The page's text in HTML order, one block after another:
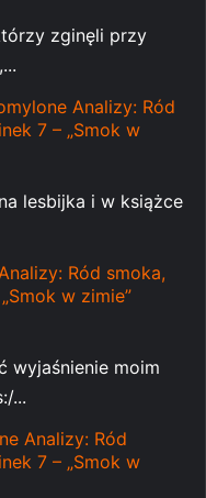
zginęli przy
Analizy: Ród
7 – „Smok w
lesbijka i w książce
Ród smoka,
w zimie”
wyjaśnienie moim
...
Analizy: Ród
7 – „Smok w